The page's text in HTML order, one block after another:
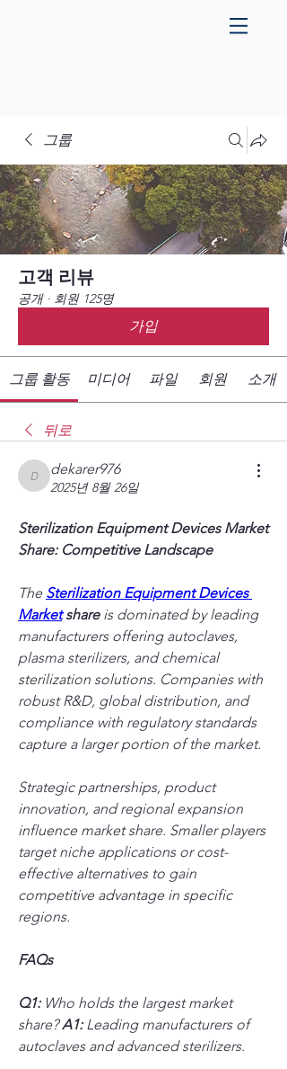
그룹
고객 리뷰
공개 · 회원 125명
가입
그룹 활동 미디어 파일 회원 소개
뒤로
dekarer976
dekarer976
2025년 8월 26일
Sterilization Equipment Devices Market
Share: Competitive Landscape
The Sterilization Equipment Devices
Market share is dominated by leading
manufacturers offering autoclaves,
plasma sterilizers, and chemical
sterilization solutions. Companies with
robust R&D, global distribution, and
compliance with regulatory standards
capture a larger portion of the market.
Strategic partnerships, product
innovation, and regional expansion
influence market share. Smaller players
target niche applications or cost-
effective alternatives to gain
competitive advantage in specific
regions.
FAQs
Q1: Who holds the largest market
share? A1: Leading manufacturers of
autoclaves and advanced sterilizers.